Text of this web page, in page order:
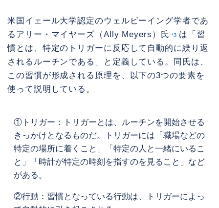
米国イェール大学認定のウェルビーイング学者であ
るアリー・マイヤーズ（Ally Meyers）氏 *3 は「習
慣とは、特定のトリガーに反応して自動的に繰り返
されるルーチンである」と定義している。同氏は、
この習慣が形成される原理を、以下の3つの要素を
使って説明している。
①トリガー：トリガーとは、ルーチンを開始させる
きっかけとなるものだ。トリガーには「職場などの
特定の場所に着くこと」「特定の人と一緒にいるこ
と」「時計が特定の時刻を指すのを見ること」など
がある。
②行動：習慣となっている行動は、トリガーによっ